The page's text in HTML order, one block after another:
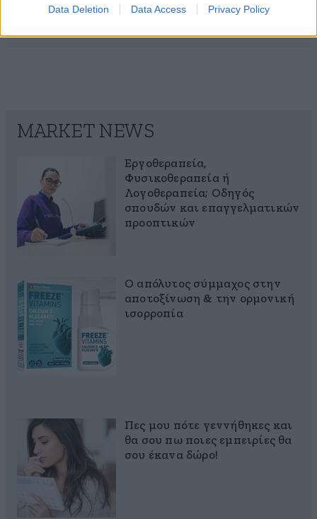
Data Deletion Data Access Privacy Policy
MARKET NEWS
Εργοθεραπεία,
Φυσικοθεραπεία ή
Λογοθεραπεία; Οδηγός
σπουδών και επαγγελματικών
προοπτικών
Ο απόλυτος σύμμαχος στην
αποτοξίνωση & την ορμονική
ισορροπία
Πες μου πότε γεννήθηκες και
θα σου πω ποιες εμπειρίες θα
σου έκανα δώρο!